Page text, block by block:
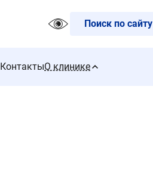
Поиск по сайту
КонтактыО клинике